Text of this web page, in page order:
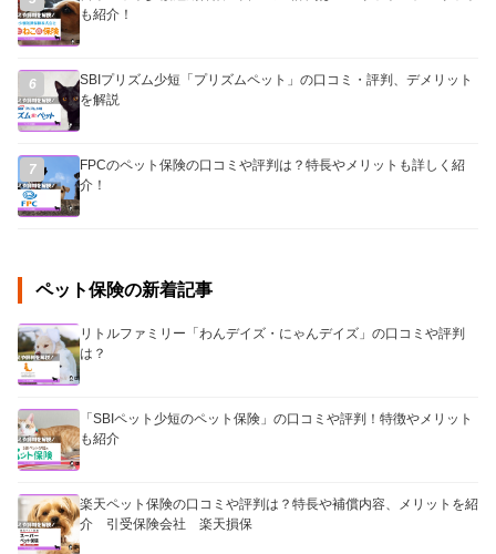
も紹介！
6
SBIプリズム少短「プリズムペット」の口コミ・評判、デメリット
を解説
7
FPCのペット保険の口コミや評判は？特長やメリットも詳しく紹
介！
ペット保険の新着記事
リトルファミリー「わんデイズ・にゃんデイズ」の口コミや評判
は？
「SBIペット少短のペット保険」の口コミや評判！特徴やメリット
も紹介
楽天ペット保険の口コミや評判は？特長や補償内容、メリットを紹
介 引受保険会社 楽天損保